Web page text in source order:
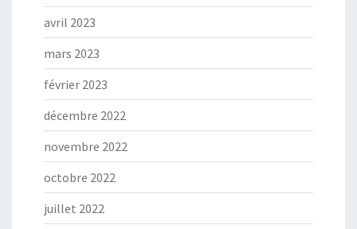
avril 2023
mars 2023
février 2023
décembre 2022
novembre 2022
octobre 2022
juillet 2022